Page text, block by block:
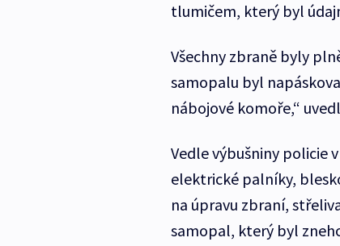
tlumičem, který byl
Všechny zbraně byly
samopalu byl
nábojové komoře,“
Vedle výbušniny policie
elektrické palníky,
na úpravu zbraní,
samopal, který byl